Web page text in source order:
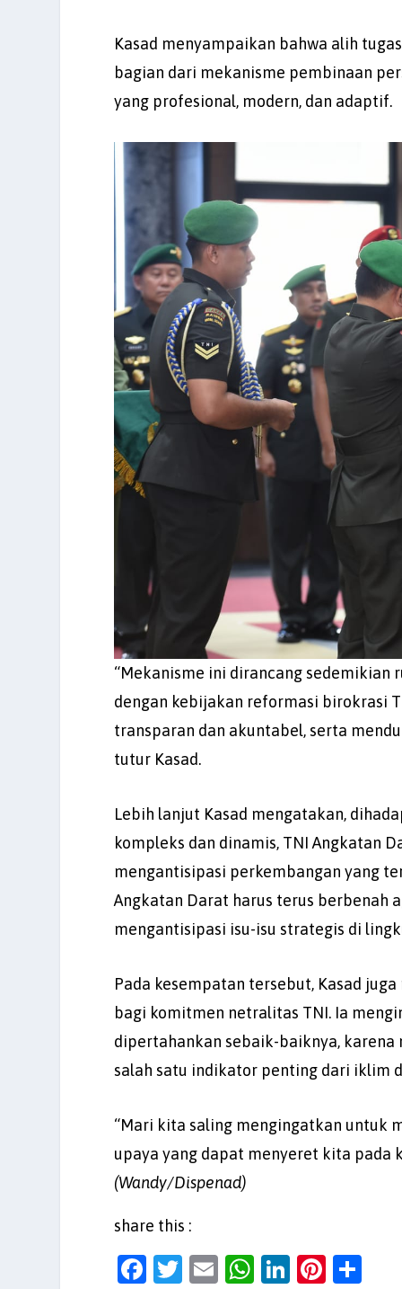
Kasad menyampaikan bahwa alih
bagian dari mekanisme pembinaan
yang profesional, modern, dan adaptif.
“Mekanisme ini dirancang sedemikian
dengan kebijakan reformasi birokrasi
transparan dan akuntabel, serta
tutur Kasad.
Lebih lanjut Kasad mengatakan,
kompleks dan dinamis, TNI Angkatan
mengantisipasi perkembangan yang
Angkatan Darat harus terus berbenah
mengantisipasi isu-isu strategis di
Pada kesempatan tersebut, Kasad
bagi komitmen netralitas TNI. Ia
dipertahankan sebaik-baiknya,
salah satu indikator penting dari iklim
“Mari kita saling mengingatkan untuk
upaya yang dapat menyeret kita pada
(Wandy/Dispenad)
share this :
F
T
E
W Li
Pi